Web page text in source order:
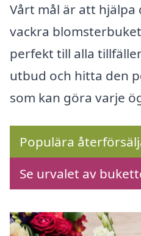
Vårt mål är att hjälpa
vackra
perfekt till alla
utbud och hitta den
som kan göra varje
Populära
Se urvalet av